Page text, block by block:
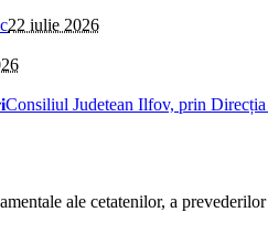
22 iulie 2026
Judetean Ilfov, prin
ale cetatenilor, a